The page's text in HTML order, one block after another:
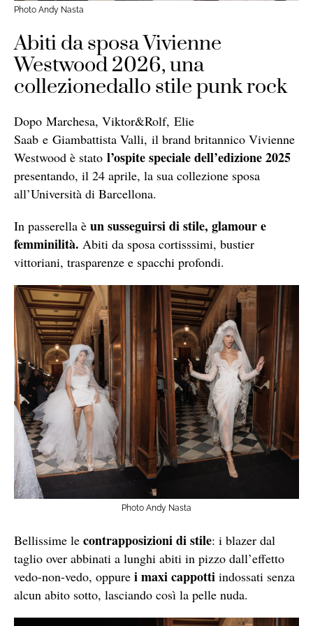
Photo Andy Nasta
Abiti da sposa Vivienne
Westwood 2026, una
collezionedallo stile punk rock
Dopo Marchesa, Viktor&Rolf, Elie
Saab e Giambattista Valli, il brand britannico Vivienne
Westwood è stato l’ospite speciale dell’edizione 2025
presentando, il 24 aprile, la sua collezione sposa
all’Università di Barcellona.
In passerella è un susseguirsi di stile, glamour e
femminilità. Abiti da sposa cortisssimi, bustier
vittoriani, trasparenze e spacchi profondi.
Photo Andy Nasta
Bellissime le contrapposizioni di stile: i blazer dal
taglio over abbinati a lunghi abiti in pizzo dall’effetto
vedo-non-vedo, oppure i maxi cappotti indossati senza
alcun abito sotto, lasciando così la pelle nuda.